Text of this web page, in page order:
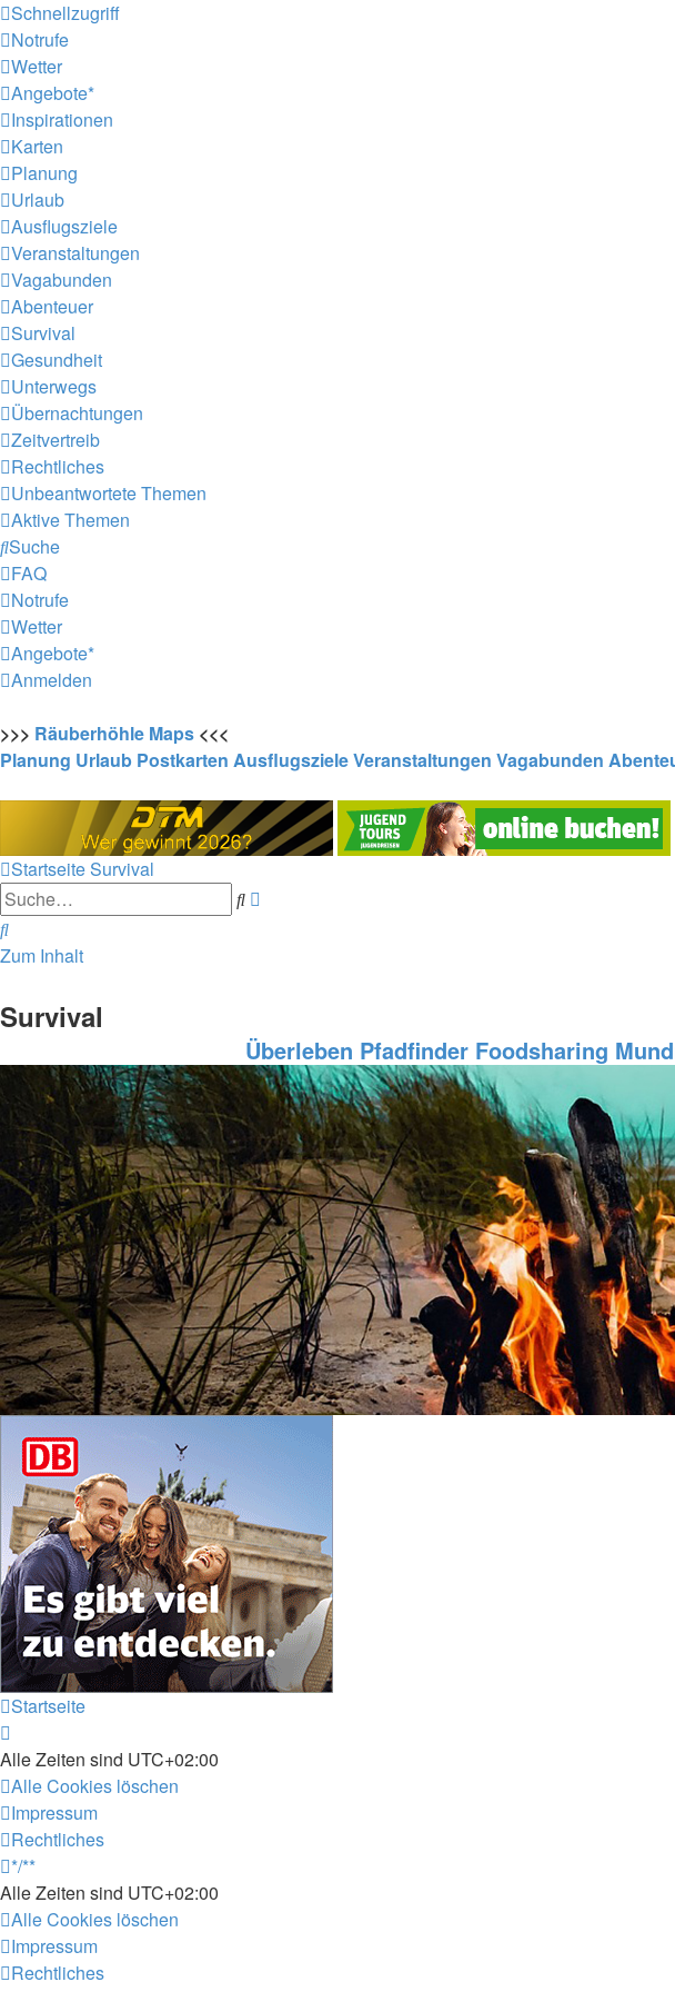
Schnellzugriff
Notrufe
Wetter
Angebote*
Inspirationen
Karten
Planung
Urlaub
Ausflugsziele
Veranstaltungen
Vagabunden
Abenteuer
Survival
Gesundheit
Unterwegs
Übernachtungen
Zeitvertreib
Rechtliches
Unbeantwortete Themen
Aktive Themen
Suche
FAQ
Notrufe
Wetter
Angebote*
Anmelden
>>> Räuberhöhle Maps <<<
Planung Urlaub Postkarten AusflugszieleVeranstaltungen Vagabunden
StartseiteSurvival
Suche
Suche
Zum Inhalt
Survival
Überleben Pfadfinder Foodsharing
Startseite
Alle Zeiten sind UTC+02:00
Alle Cookies löschen
Impressum
Rechtliches
*/**
Alle Zeiten sind UTC+02:00
Alle Cookies löschen
Impressum
Rechtliches